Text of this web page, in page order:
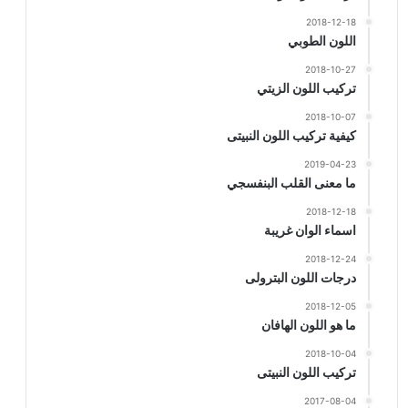
2018-12-18
اللون الطوبي
2018-10-27
تركيب اللون الزيتي
2018-10-07
كيفية تركيب اللون النبيتى
2019-04-23
ما معنى القلب البنفسجي
2018-12-18
اسماء الوان غريبة
2018-12-24
درجات اللون البترولى
2018-12-05
ما هو اللون الهافان
2018-10-04
تركيب اللون النبيتى
2017-08-04